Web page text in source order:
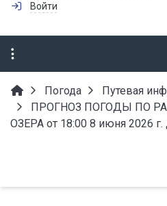
Войти
Погода Путевая
ПРОГНОЗ ПОГОДЫ ПО
ОЗЕРА от 18:00 8 июня 2026 г.